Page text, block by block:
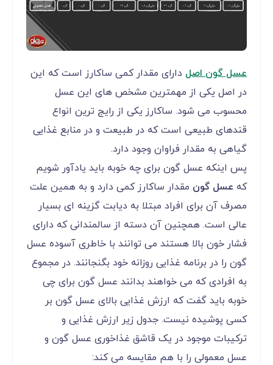
عسل گون اصل دارای مقدار کمی ساکارز است که این
در اصل یکی از مهمترین مشخص های این عسل
محسوب می شود. ساکارز یکی از رایج ترین انواع
قندهای طبیعی است که در طبیعت و در منابع غذایی
گیاهی به مقدار فراوان وجود دارد.
پس اینکه عسل گون برای چه خوبه باید یادآور شویم
که عسل گون مقدار ساکارز کمی دارد و به همین علت
مصرف آن برای افراد مبتلا به دیابت گزینه ای بسیار
عالی است. همچنین آن دسته از سالمندانی که دارای
فشار خون بالا هستند می توانند با خاطری آسوده عسل
گون را در برنامه غذایی روزانه خود بگنجانند. در مجموع
به افرادی که می خواهند بدانند عسل گون برای چی
خوبه باید گفت که ارزش غذایی بالای عسل گون بر
کسی پوشیده نیست. جدول زیر ارزش غذایی و
ترکیبات موجود در یک قاشق غذاخوری عسل گون و
عسل معمولی را با هم مقایسه می کند: